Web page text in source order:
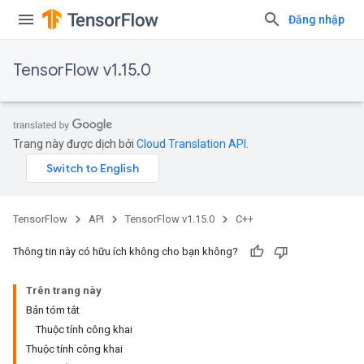
Đăng nhập
TensorFlow v1.15.0
Trang này được dịch bởi Cloud Translation API
TensorFlow API TensorFlow v1.15.0 C++
Thông tin này có hữu ích không cho bạn không?
Trên trang này
Bản tóm tắt
Thuộc tính công khai
Thuộc tính công khai